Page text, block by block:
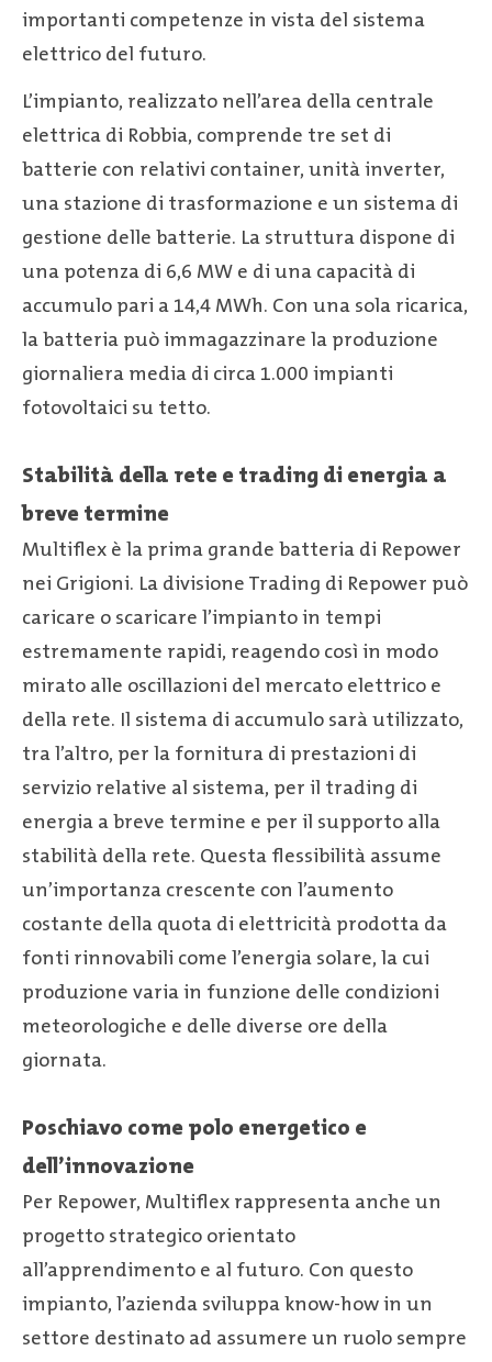
importanti competenze in vista del sistema
elettrico del futuro.
L’impianto, realizzato nell’area della centrale
elettrica di Robbia, comprende tre set di
batterie con relativi container, unità inverter,
una stazione di trasformazione e un sistema di
gestione delle batterie. La struttura dispone di
una potenza di 6,6 MW e di una capacità di
accumulo pari a 14,4 MWh. Con una sola ricarica,
la batteria può immagazzinare la produzione
giornaliera media di circa 1.000 impianti
fotovoltaici su tetto.
Stabilità della rete e trading di energia a
breve termine
Multiflex è la prima grande batteria di Repower
nei Grigioni. La divisione Trading di Repower può
caricare o scaricare l’impianto in tempi
estremamente rapidi, reagendo così in modo
mirato alle oscillazioni del mercato elettrico e
della rete. Il sistema di accumulo sarà utilizzato,
tra l’altro, per la fornitura di prestazioni di
servizio relative al sistema, per il trading di
energia a breve termine e per il supporto alla
stabilità della rete. Questa flessibilità assume
un’importanza crescente con l’aumento
costante della quota di elettricità prodotta da
fonti rinnovabili come l’energia solare, la cui
produzione varia in funzione delle condizioni
meteorologiche e delle diverse ore della
giornata.
Poschiavo come polo energetico e
dell’innovazione
Per Repower, Multiflex rappresenta anche un
progetto strategico orientato
all’apprendimento e al futuro. Con questo
impianto, l’azienda sviluppa know-how in un
settore destinato ad assumere un ruolo sempre